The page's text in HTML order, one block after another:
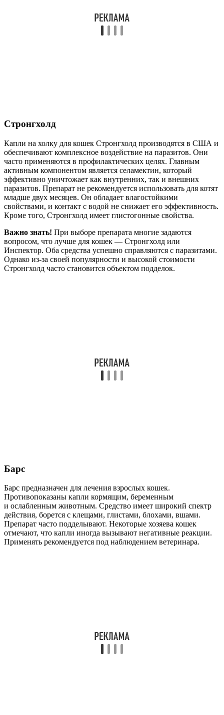
Стронгхолд
Капли на холку для кошек Стронгхолд производятся в США и
обеспечивают комплексное воздействие на паразитов. Они
часто применяются в профилактических целях. Главным
активным компонентом является селамектин, который
эффективно уничтожает как внутренних, так и внешних
паразитов. Препарат не рекомендуется использовать для котят
младше двух месяцев. Он обладает влагостойкими
свойствами, и контакт с водой не снижает его эффективность.
Кроме того, Стронгхолд имеет глистогонные свойства.
Важно знать! При выборе препарата многие задаются
вопросом, что лучше для кошек — Стронгхолд или
Инспектор. Оба средства успешно справляются с паразитами.
Однако из-за своей популярности и высокой стоимости
Стронгхолд часто становится объектом подделок.
Барс
Барс предназначен для лечения взрослых кошек.
Противопоказаны капли кормящим, беременным
и ослабленным животным. Средство имеет широкий спектр
действия, борется с клещами, глистами, блохами, вшами.
Препарат часто подделывают. Некоторые хозяева кошек
отмечают, что капли иногда вызывают негативные реакции.
Применять рекомендуется под наблюдением ветеринара.